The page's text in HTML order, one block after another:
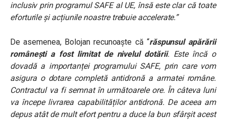
inclusiv prin programul SAFE al UE, însă este clar că toate
eforturile și acțiunile noastre trebuie accelerate.”
De asemenea, Bolojan recunoaște că “răspunsul apărării
românești a fost limitat de nivelul dotării. Este încă o
dovadă a importanței programului SAFE, prin care vom
asigura o dotare completă antidronă a armatei române.
Contractul va fi semnat în următoarele ore. În câteva luni
va începe livrarea capabilităților antidronă. De aceea am
depus atât de mult efort pentru a duce la bun sfârșit acest